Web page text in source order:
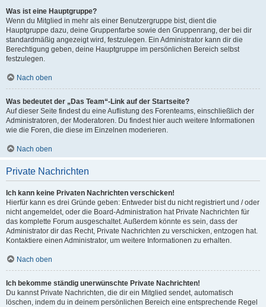
Was ist eine Hauptgruppe?
Wenn du Mitglied in mehr als einer Benutzergruppe bist, dient die
Hauptgruppe dazu, deine Gruppenfarbe sowie den Gruppenrang, der bei dir
standardmäßig angezeigt wird, festzulegen. Ein Administrator kann dir die
Berechtigung geben, deine Hauptgruppe im persönlichen Bereich selbst
festzulegen.
Nach oben
Was bedeutet der „Das Team“-Link auf der Startseite?
Auf dieser Seite findest du eine Auflistung des Forenteams, einschließlich der
Administratoren, der Moderatoren. Du findest hier auch weitere Informationen
wie die Foren, die diese im Einzelnen moderieren.
Nach oben
Private Nachrichten
Ich kann keine Privaten Nachrichten verschicken!
Hierfür kann es drei Gründe geben: Entweder bist du nicht registriert und / oder
nicht angemeldet, oder die Board-Administration hat Private Nachrichten für
das komplette Forum ausgeschaltet. Außerdem könnte es sein, dass der
Administrator dir das Recht, Private Nachrichten zu verschicken, entzogen hat.
Kontaktiere einen Administrator, um weitere Informationen zu erhalten.
Nach oben
Ich bekomme ständig unerwünschte Private Nachrichten!
Du kannst Private Nachrichten, die dir ein Mitglied sendet, automatisch
löschen, indem du in deinem persönlichen Bereich eine entsprechende Regel